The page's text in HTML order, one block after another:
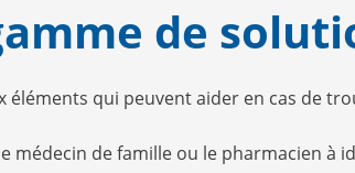
de
qui peuvent aider en cas de
médecin de famille ou le pharmacien à